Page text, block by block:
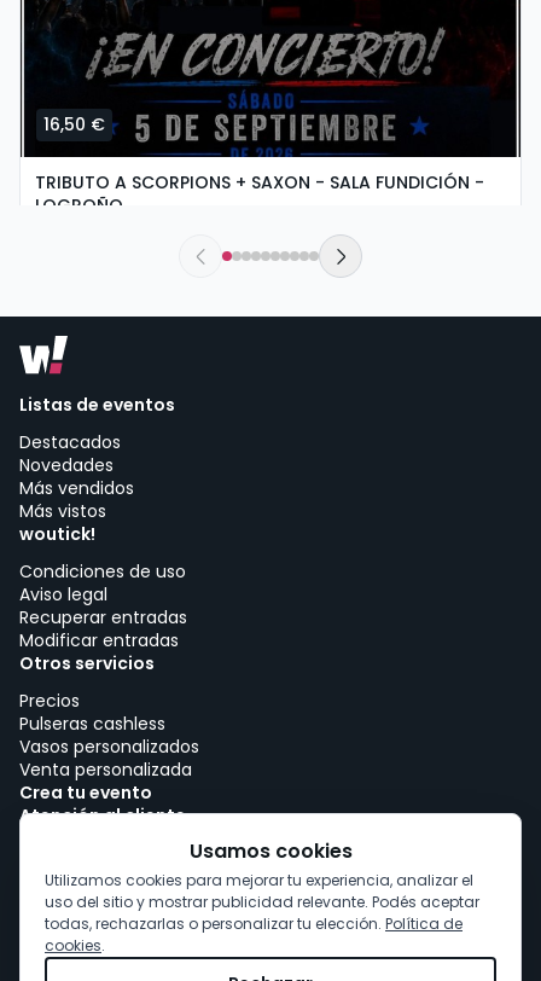
16,50 €
TRIBUTO A SCORPIONS + SAXON - SALA FUNDICIÓN -
LOGROÑO
Sala Fundición | Logroño
Listas de eventos
Destacados
Novedades
Más vendidos
Más vistos
woutick!
Condiciones de uso
Aviso legal
Recuperar entradas
Modificar entradas
Otros servicios
Precios
Pulseras cashless
Vasos personalizados
Venta personalizada
Crea tu evento
Atención al cliente
Trabajar con woutick!
Consentimiento de cookies
Usamos cookies
Utilizamos cookies para mejorar tu experiencia, analizar el
uso del sitio y mostrar publicidad relevante. Podés aceptar
todas, rechazarlas o personalizar tu elección. Política de
cookies.